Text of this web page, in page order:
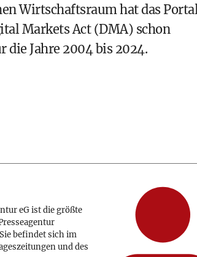
Wirtschaftsraum hat das
Markets Act (DMA) schon
die Jahre 2004 bis 2024.
eG ist die größte
befindet sich im
und des